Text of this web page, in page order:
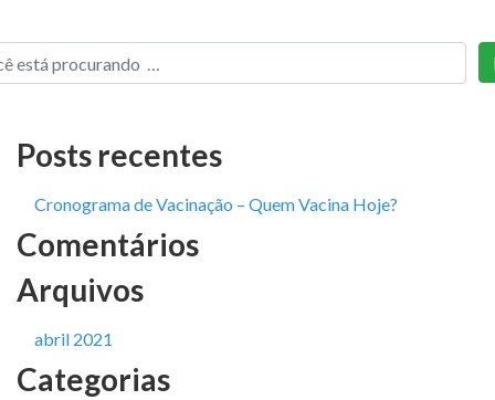
Posts recentes
Cronograma de Vacinação – Quem Vacina Hoje?
Comentários
Arquivos
abril 2021
Categorias